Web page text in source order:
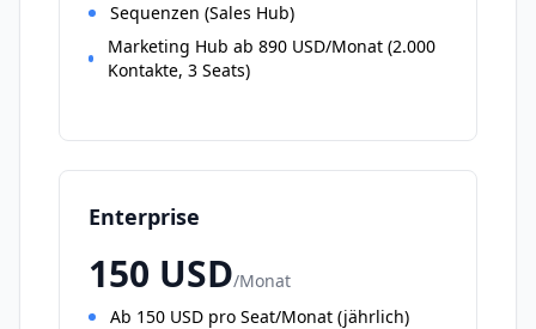
Sequenzen (Sales Hub)
Marketing Hub ab 890 USD/Monat (2.000
Kontakte, 3 Seats)
Enterprise
150 USD/Monat
Ab 150 USD pro Seat/Monat (jährlich)